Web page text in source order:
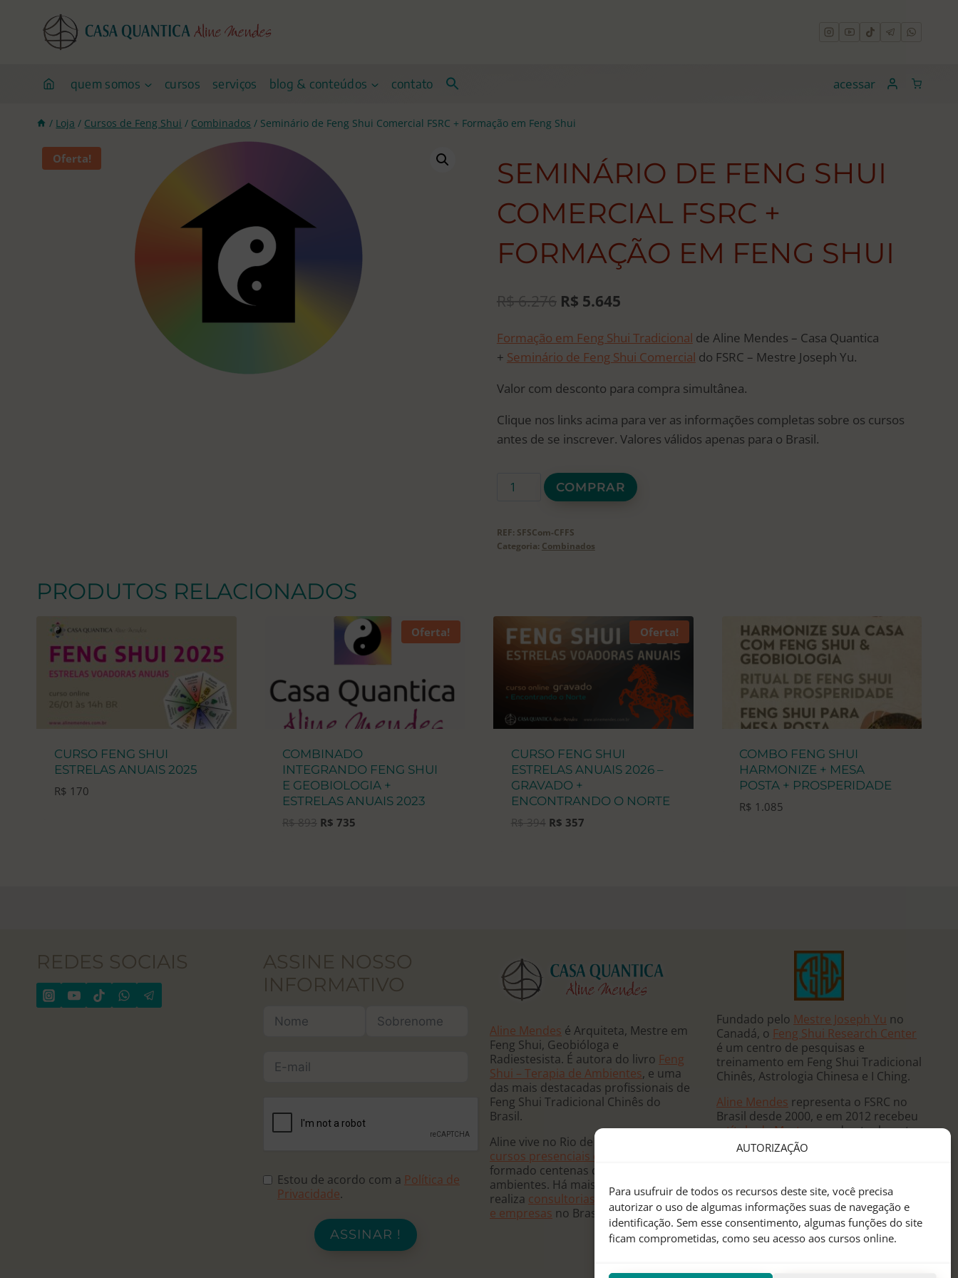
AUTORIZAÇÃO
Para usufruir de todos os recursos deste site, você precisa
autorizar o uso de algumas informações suas de navegação e
identificação. Sem esse consentimento, algumas funções do site
ficam comprometidas, como seu acesso aos cursos online.
quem somos cursos serviços blog & conteúdos contato acessar
/ Loja / Cursos de Feng Shui / Combinados / Seminário de Feng Shui Comercial FSRC + Formação em Feng Shui
Oferta!
SEMINÁRIO DE FENG SHUI
COMERCIAL FSRC +
FORMAÇÃO EM FENG SHUI
R$6.276 O
original
R$ 6.276.
R$ 5.645O
atual
R$ 5.645.
Formação em Feng Shui Tradicional de Aline Mendes – Casa Quantica
+ Seminário de Feng Shui Comercial do FSRC – Mestre Joseph Yu.
Valor com desconto para compra simultânea.
Clique nos links acima para ver as informações completas sobre os cursos
antes de se inscrever. Valores válidos apenas para o Brasil.
Seminário
Shui
Formação
em
Feng
quantidade
COMPRAR
REF: SFSCom-CFFS
Categoria: Combinados
PRODUTOS RELACIONADOS
CURSO FENG SHUI
ESTRELAS ANUAIS 2025
R$ 170
Oferta!
COMBINADO
INTEGRANDO FENG SHUI
E GEOBIOLOGIA +
ESTRELAS ANUAIS 2023
R$893 O
R$ 735
Oferta!
CURSO FENG SHUI
ESTRELAS ANUAIS 2026 –
GRAVADO +
ENCONTRANDO O NORTE
R$394 O
R$ 357O
COMBO FENG SHUI
HARMONIZE + MESA
POSTA + PROSPERIDADE
R$ 1.085
REDES SOCIAIS
ASSINE NOSSO
INFORMATIVO
Estou de acordo com a Política de
Privacidade.
ASSINAR !
Aline Mendes é Arquiteta, Mestre em
Feng Shui, Geobióloga e
Radiestesista. É autora do livro Feng
Shui – Terapia de Ambientes, e uma
das mais destacadas profissionais de
Feng Shui Tradicional Chinês do
Brasil.
Aline vive no Rio de Janeiro e ministra
cursos presenciais e online
formado centenas de terapeutas de
ambientes. Há mais de 20 anos
realiza consultorias para residências
e empresas no Brasil e no mundo.
Fundado pelo Mestre Joseph Yu no
Canadá, o Feng Shui Research Center
é um centro de pesquisas e
treinamento em Feng Shui Tradicional
Chinês, Astrologia Chinesa e I Ching.
Aline Mendes representa o FSRC no
Brasil desde 2000, e em 2012 recebeu
otítulo de Mestre, sendo atualmente
a únicaMentora Oficial
língua portuguesa.